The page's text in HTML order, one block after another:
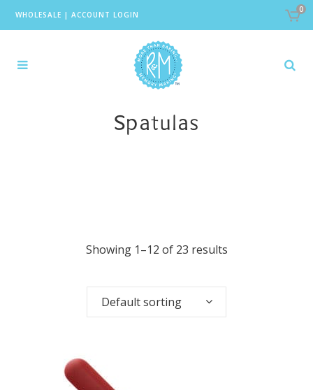
WHOLESALE | ACCOUNT LOGIN
0
Spatulas
Showing 1–12 of 23 results
Default sorting